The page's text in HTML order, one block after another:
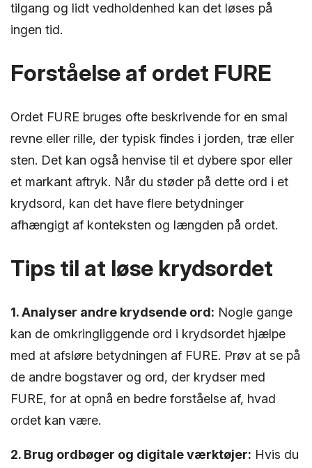
tilgang og lidt vedholdenhed kan det løses på
ingen tid.
Forståelse af ordet FURE
Ordet FURE bruges ofte beskrivende for en smal
revne eller rille, der typisk findes i jorden, træ eller
sten. Det kan også henvise til et dybere spor eller
et markant aftryk. Når du støder på dette ord i et
krydsord, kan det have flere betydninger
afhængigt af konteksten og længden på ordet.
Tips til at løse krydsordet
1. Analyser andre krydsende ord: Nogle gange
kan de omkringliggende ord i krydsordet hjælpe
med at afsløre betydningen af FURE. Prøv at se på
de andre bogstaver og ord, der krydser med
FURE, for at opnå en bedre forståelse af, hvad
ordet kan være.
2. Brug ordbøger og digitale værktøjer: Hvis du